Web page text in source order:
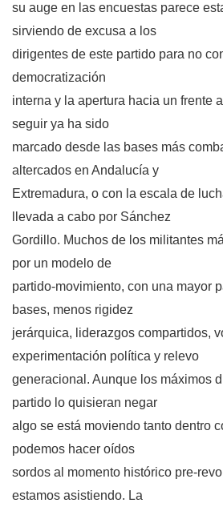
su auge en las encuestas parece
sirviendo de excusa a los
dirigentes de este partido para no
democratización
interna y la apertura hacia un frente
seguir ya ha sido
marcado desde las bases más
altercados en Andalucía y
Extremadura, o con la escala de
llevada a cabo por Sánchez
Gordillo. Muchos de los militantes
por un modelo de
partido-movimiento, con una mayor
bases, menos rigidez
jerárquica, liderazgos compartidos,
experimentación política y relevo
generacional. Aunque los máximos
partido lo quisieran negar
algo se está moviendo tanto dentro
podemos hacer oídos
sordos al momento histórico pre-
estamos asistiendo. La